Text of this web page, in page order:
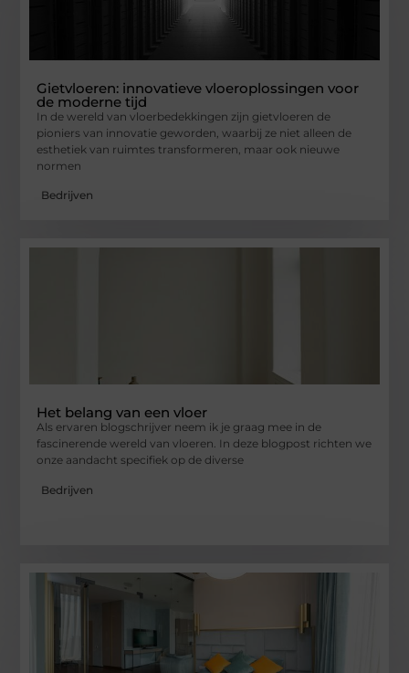
Gietvloeren: innovatieve vloeroplossingen voor
de moderne tijd
In de wereld van vloerbedekkingen zijn gietvloeren de
pioniers van innovatie geworden, waarbij ze niet alleen de
esthetiek van ruimtes transformeren, maar ook nieuwe
normen
Bedrijven
Het belang van een vloer
Als ervaren blogschrijver neem ik je graag mee in de
fascinerende wereld van vloeren. In deze blogpost richten we
onze aandacht specifiek op de diverse
Bedrijven